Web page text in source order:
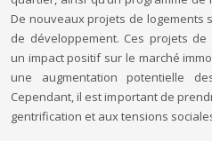
De nouveaux projets de logements
de développement. Ces projets
un impact positif sur le marché
une augmentation potentielle
Cependant, il est important de
gentrification et aux tensions